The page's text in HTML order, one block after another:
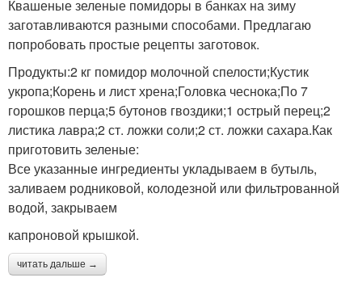
Квашеные зеленые помидоры в банках на зиму
заготавливаются разными способами. Предлагаю
попробовать простые рецепты заготовок.
Продукты:2 кг помидор молочной спелости;Кустик
укропа;Корень и лист хрена;Головка чеснока;По 7
горошков перца;5 бутонов гвоздики;1 острый перец;2
листика лавра;2 ст. ложки соли;2 ст. ложки сахара.Как
приготовить зеленые:
Все указанные ингредиенты укладываем в бутыль,
заливаем родниковой, колодезной или фильтрованной
водой, закрываем
капроновой крышкой.
читать дальше →